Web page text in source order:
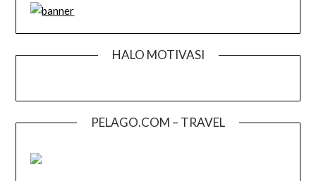
HALO MOTIVASI
PELAGO.COM – TRAVEL